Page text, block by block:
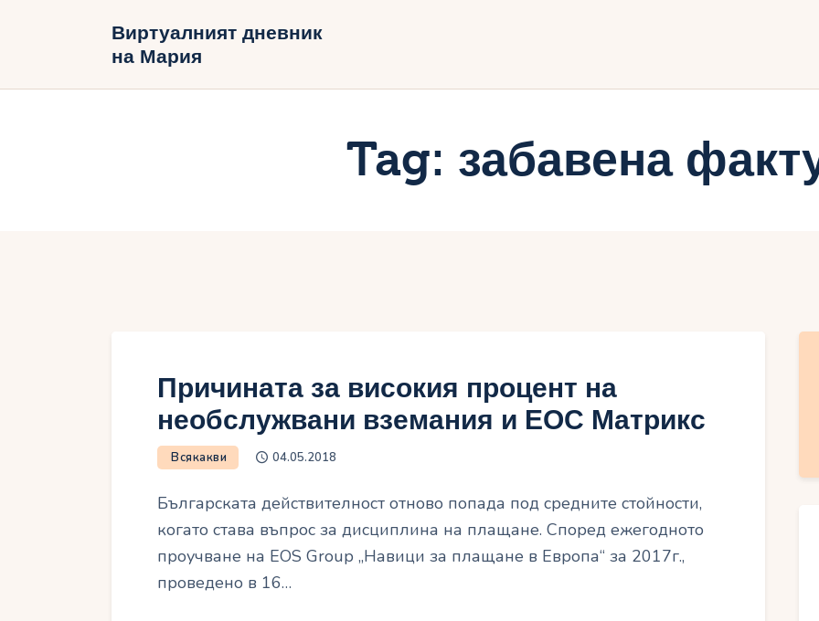
Виртуалният дневник
на Мария
Tag: забавена
Виртуалният дневник на
Причината за високия процент на
необслужвани вземания и ЕОС Матрикс
Всякакви 04.05.2018
Българската действителност отново попада под средните стойности,
когато става въпрос за дисциплина на плащане. Според ежегодното
проучване на EOS Group „Навици за плащане в Европа“ за 2017г.,
проведено в 16…